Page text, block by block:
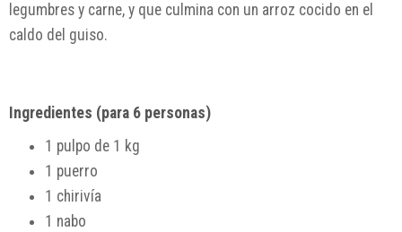
legumbres y carne, y que culmina con un arroz cocido en el
caldo del guiso.
Ingredientes (para 6 personas)
1 pulpo de 1 kg
1 puerro
1 chirivía
1 nabo